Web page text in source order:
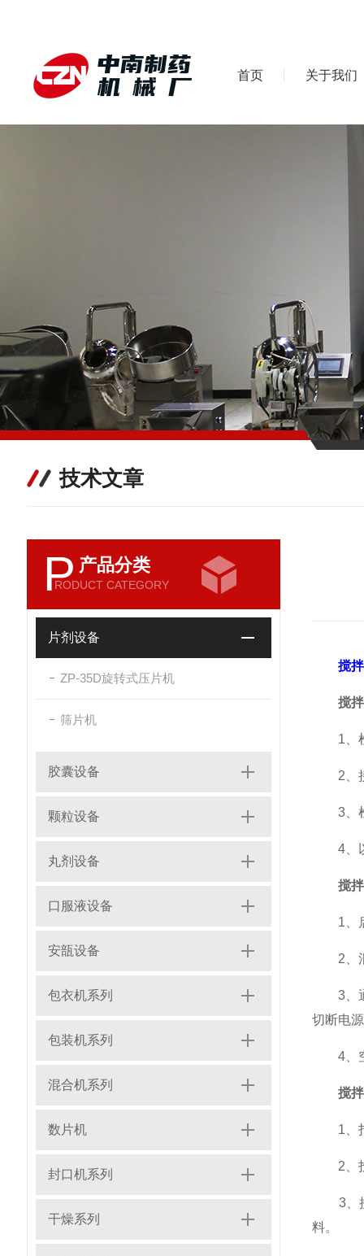
首页 关于我们
技术文章
P 产品分类
RODUCT CATEGORY
片剂设备
ZP-35D旋转式压片机
筛片机
胶囊设备
颗粒设备
丸剂设备
口服液设备
安瓿设备
包衣机系列
包装机系列
混合机系列
数片机
封口机系列
干燥系列
搅
搅
1、检
2、接
3、检
4、以
搅
1、启
2、混
3、通
切断电
4、空
搅
1、打
2、投
3、接
料。